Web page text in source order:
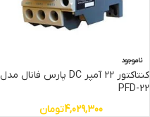
ناموجود
کنتاکتور 22 آمپر DC پارس فانال مدل
PFD-22
4,029,300تومان